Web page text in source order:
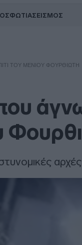
ΦΩΤΙΑΣΕΙΣΜΟΣ
ΤΟΥ ΜΈΝΙΟΥ ΦΟΥΡΘΙΏΤΗ
αρχές